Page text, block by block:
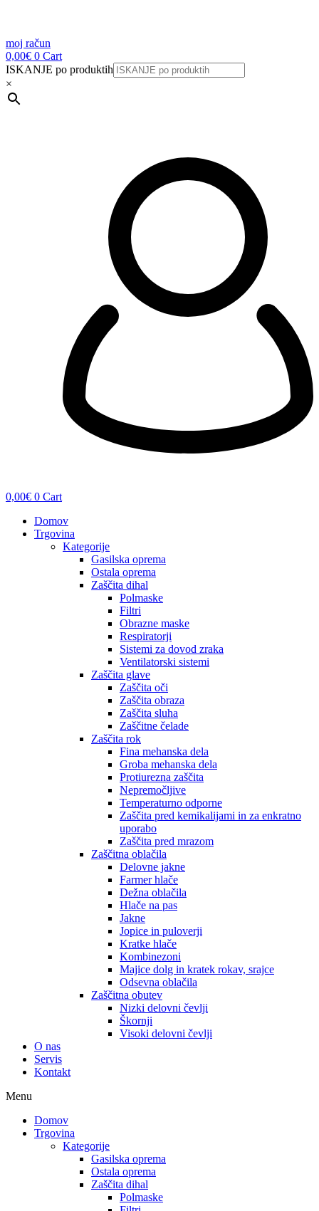
moj račun
0,00€ 0 Cart
ISKANJE po produktih
×
0,00€ 0 Cart
Domov
Trgovina
Kategorije
Gasilska oprema
Ostala oprema
Zaščita dihal
Polmaske
Filtri
Obrazne maske
Respiratorji
Sistemi za dovod zraka
Ventilatorski sistemi
Zaščita glave
Zaščita oči
Zaščita obraza
Zaščita sluha
Zaščitne čelade
Zaščita rok
Fina mehanska dela
Groba mehanska dela
Protiurezna zaščita
Nepremočljive
Temperaturno odporne
Zaščita pred kemikalijami in za enkratno
uporabo
Zaščita pred mrazom
Zaščitna oblačila
Delovne jakne
Farmer hlače
Dežna oblačila
Hlače na pas
Jakne
Jopice in puloverji
Kratke hlače
Kombinezoni
Majice dolg in kratek rokav, srajce
Odsevna oblačila
Zaščitna obutev
Nizki delovni čevlji
Škornji
Visoki delovni čevlji
O nas
Servis
Kontakt
Menu
Domov
Trgovina
Kategorije
Gasilska oprema
Ostala oprema
Zaščita dihal
Polmaske